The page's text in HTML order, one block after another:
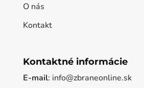
O nás
Kontakt
Kontaktné informácie
E-mail: info@zbraneonline.sk